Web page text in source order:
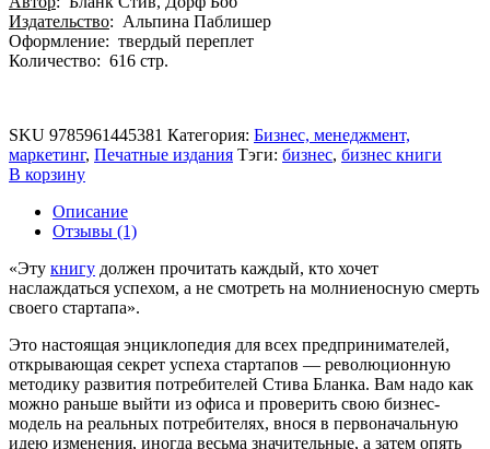
Издательство: Альпина Паблишер
Оформление: твердый переплет
Количество: 616 стр.
SKU 9785961445381 Категория: Бизнес, менеджмент,
маркетинг, Печатные издания Тэги: бизнес, бизнес книги
В корзину
Описание
Отзывы (1)
«Эту книгу должен прочитать каждый, кто хочет
наслаждаться успехом, а не смотреть на молниеносную смерть
своего стартапа».
Это настоящая энциклопедия для всех предпринимателей,
открывающая секрет успеха стартапов — революционную
методику развития потребителей Стива Бланка. Вам надо как
можно раньше выйти из офиса и проверить свою бизнес-
модель на реальных потребителях, внося в первоначальную
идею изменения, иногда весьма значительные, а затем опять